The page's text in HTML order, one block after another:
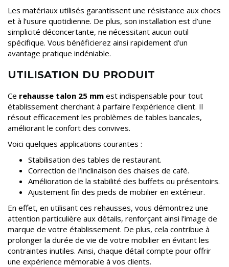
Les matériaux utilisés garantissent une résistance aux chocs
et à l’usure quotidienne. De plus, son installation est d’une
simplicité déconcertante, ne nécessitant aucun outil
spécifique. Vous bénéficierez ainsi rapidement d’un
avantage pratique indéniable.
UTILISATION DU PRODUIT
Ce rehausse talon 25 mm est indispensable pour tout
établissement cherchant à parfaire l’expérience client. Il
résout efficacement les problèmes de tables bancales,
améliorant le confort des convives.
Voici quelques applications courantes :
Stabilisation des tables de restaurant.
Correction de l’inclinaison des chaises de café.
Amélioration de la stabilité des buffets ou présentoirs.
Ajustement fin des pieds de mobilier en extérieur.
En effet, en utilisant ces rehausses, vous démontrez une
attention particulière aux détails, renforçant ainsi l’image de
marque de votre établissement. De plus, cela contribue à
prolonger la durée de vie de votre mobilier en évitant les
contraintes inutiles. Ainsi, chaque détail compte pour offrir
une expérience mémorable à vos clients.